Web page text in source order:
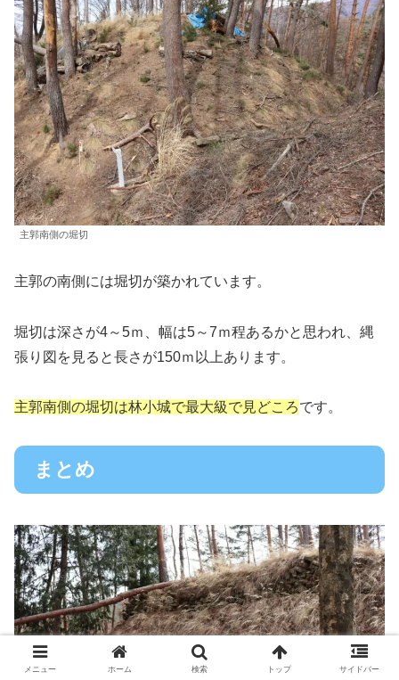
主郭南側の堀切
主郭の南側には堀切が築かれています。
堀切は深さが4～5ｍ、幅は5～7ｍ程あるかと思われ、縄
張り図を見ると長さが150ｍ以上あります。
主郭南側の堀切は林小城で最大級で見どころです。
まとめ
メニュー ホーム 検索 トップ サイドバー